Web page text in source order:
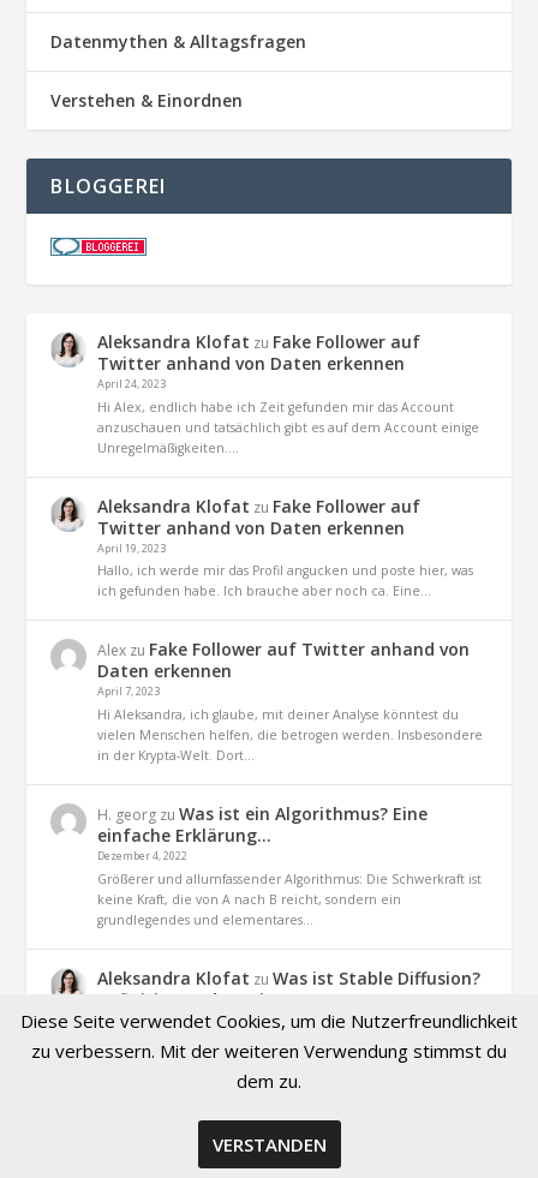
Datenmythen & Alltagsfragen
Verstehen & Einordnen
BLOGGEREI
Aleksandra Klofat zu Fake Follower auf
Twitter anhand von Daten erkennen
April 24, 2023
Hi Alex, endlich habe ich Zeit gefunden mir das Account
anzuschauen und tatsächlich gibt es auf dem Account einige
Unregelmäßigkeiten.…
Aleksandra Klofat zu Fake Follower auf
Twitter anhand von Daten erkennen
April 19, 2023
Hallo, ich werde mir das Profil angucken und poste hier, was
ich gefunden habe. Ich brauche aber noch ca. Eine…
Alex zu Fake Follower auf Twitter anhand von
Daten erkennen
April 7, 2023
Hi Aleksandra, ich glaube, mit deiner Analyse könntest du
vielen Menschen helfen, die betrogen werden. Insbesondere
in der Krypta-Welt. Dort…
H. georg zuWas ist ein Algorithmus? Eine
einfache Erklärung…
Dezember 4, 2022
Größerer und allumfassender Algorithmus: Die Schwerkraft ist
keine Kraft, die von A nach B reicht, sondern ein
grundlegendes und elementares…
Aleksandra Klofat zuWas ist Stable Diffusion?
Definition und Praxis
November 9, 2022
Hallo, ja. es geht um dieses Projekt (optiizedSD=Projekt von
Basu Jindal)
© 2026 Created by Aleksandra Klofat
Diese Seite verwendet Cookies, um die Nutzerfreundlichkeit
zu verbessern. Mit der weiteren Verwendung stimmst du
dem zu.
VERSTANDEN